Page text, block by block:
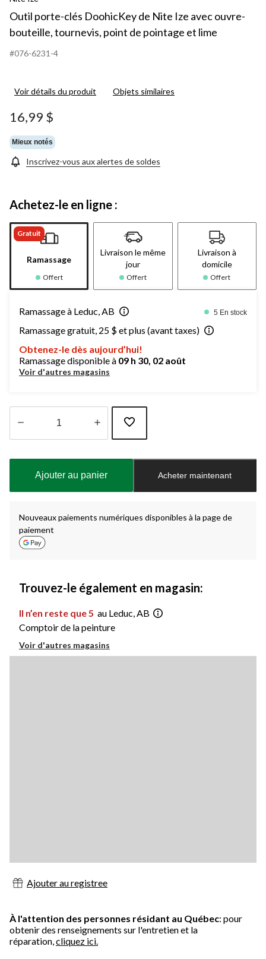
Outil porte-clés DoohicKey de Nite Ize avec ouvre-
bouteille, tournevis, point de pointage et lime
#076-6231-4
Voir détails du produit Objets similaires
16,99 $
Mieux notés
Inscrivez-vous aux alertes de soldes
Achetez-le en ligne :
Gratuit
Ramassage
Offert
Livraison le même
jour
Offert
Livraison à
domicile
Offert
Ramassage à Leduc, AB 5 En stock
Ramassage gratuit, 25 $ et plus (avant taxes)
Obtenez-le dès aujourd’hui!
Ramassage disponible à 09 h 30, 02 août
Voir d'autres magasins
à
Ajouter au panier Acheter maintenant
Nouveaux paiements numériques disponibles à la page de
paiement
Trouvez-le également en magasin:
Il n’en reste que 5 au Leduc, AB
Comptoir de la peinture
Voir d'autres magasins
Ajouter au registree
À l'attention des personnes résidant au Québec: pour
obtenir des renseignements sur l'entretien et la
réparation,cliquez ici.